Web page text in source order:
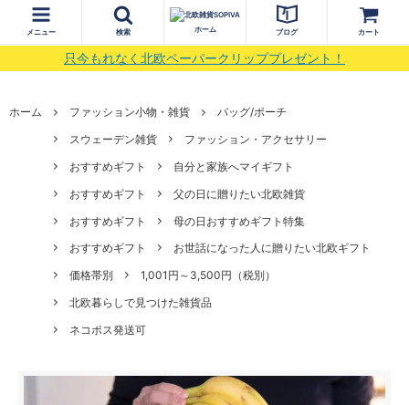
只今もれなく北欧ペーパークリッププレゼント！
メニュー 検索 ホーム ブログ カート
ホーム ファッション小物・雑貨
バッグ/ポーチ
スウェーデン雑貨
ファッション・アクセサリー
おすすめギフト
自分と家族へマイギフト
おすすめギフト
父の日に贈りたい北欧雑貨
おすすめギフト
母の日おすすめギフト特集
おすすめギフト
お世話になった人に贈りたい北欧ギフト
価格帯別
1,001円～3,500円（税別）
北欧暮らしで見つけた雑貨品
ネコポス発送可